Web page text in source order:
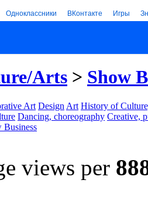
Одноклассники ВКонтакте Игры
Arts > Show
Art Design Art History of
Dancing, choreography Creative,
Business
views per